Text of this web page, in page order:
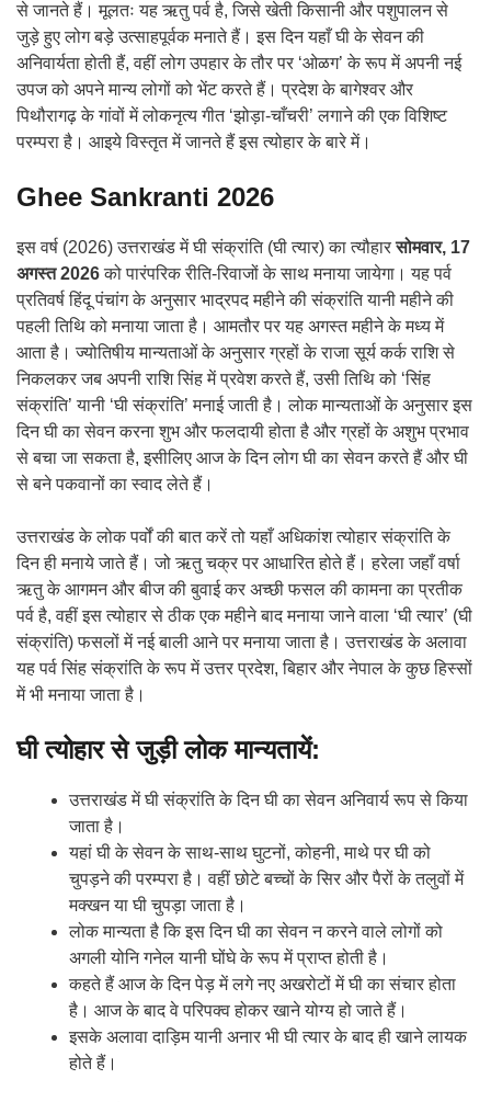
से जानते हैं। मूलतः यह ऋतु पर्व है, जिसे खेती किसानी और पशुपालन से
जुड़े हुए लोग बड़े उत्साहपूर्वक मनाते हैं। इस दिन यहाँ घी के सेवन की
अनिवार्यता होती हैं, वहीं लोग उपहार के तौर पर ‘ओळग’ के रूप में अपनी नई
उपज को अपने मान्य लोगों को भेंट करते हैं। प्रदेश के बागेश्वर और
पिथौरागढ़ के गांवों में लोकनृत्य गीत ‘झोड़ा-चाँचरी’ लगाने की एक विशिष्ट
परम्परा है। आइये विस्तृत में जानते हैं इस त्योहार के बारे में।
Ghee Sankranti 2026
इस वर्ष (2026) उत्तराखंड में घी संक्रांति (घी त्यार) का त्यौहारसोमवार, 17
अगस्त 2026को पारंपरिक रीति-रिवाजों के साथ मनाया जायेगा। यह पर्व
प्रतिवर्ष हिंदू पंचांग के अनुसार भाद्रपद महीने की संक्रांति यानी महीने की
पहली तिथि को मनाया जाता है। आमतौर पर यह अगस्त महीने के मध्य में
आता है। ज्योतिषीय मान्यताओं के अनुसार ग्रहों के राजा सूर्य कर्क राशि से
निकलकर जब अपनी राशि सिंह में प्रवेश करते हैं, उसी तिथि को ‘सिंह
संक्रांति’ यानी ‘घी संक्रांति’ मनाई जाती है। लोक मान्यताओं के अनुसार इस
दिन घी का सेवन करना शुभ और फलदायी होता है और ग्रहों के अशुभ प्रभाव
से बचा जा सकता है, इसीलिए आज के दिन लोग घी का सेवन करते हैं और घी
से बने पकवानों का स्वाद लेते हैं।
उत्तराखंड के लोक पर्वों की बात करें तो यहाँ अधिकांश त्योहार संक्रांति के
दिन ही मनाये जाते हैं। जो ऋतु चक्र पर आधारित होते हैं। हरेला जहाँ वर्षा
ऋतु के आगमन और बीज की बुवाई कर अच्छी फसल की कामना का प्रतीक
पर्व है, वहीं इस त्योहार से ठीक एक महीने बाद मनाया जाने वाला ‘घी त्यार’ (घी
संक्रांति) फसलों में नई बाली आने पर मनाया जाता है। उत्तराखंड के अलावा
यह पर्व सिंह संक्रांति के रूप में उत्तर प्रदेश, बिहार और नेपाल के कुछ हिस्सों
में भी मनाया जाता है।
घी त्योहार से जुड़ी लोक मान्यतायें:
उत्तराखंड में घी संक्रांति के दिन घी का सेवन अनिवार्य रूप से किया
जाता है।
यहां घी के सेवन के साथ-साथ घुटनों, कोहनी, माथे पर घी को
चुपड़ने की परम्परा है। वहीं छोटे बच्चों के सिर और पैरों के तलुवों में
मक्खन या घी चुपड़ा जाता है।
लोक मान्यता है कि इस दिन घी का सेवन न करने वाले लोगों को
अगली योनि गनेल यानी घोंघे के रूप में प्राप्त होती है।
कहते हैं आज के दिन पेड़ में लगे नए अखरोटों में घी का संचार होता
है। आज के बाद वे परिपक्व होकर खाने योग्य हो जाते हैं।
इसके अलावा दाड़िम यानी अनार भी घी त्यार के बाद ही खाने लायक
होते हैं।